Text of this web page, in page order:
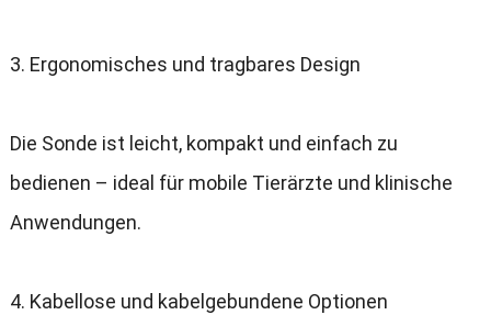
3. Ergonomisches und tragbares Design
Die Sonde ist leicht, kompakt und einfach zu
bedienen – ideal für mobile Tierärzte und klinische
Anwendungen.
4. Kabellose und kabelgebundene Optionen